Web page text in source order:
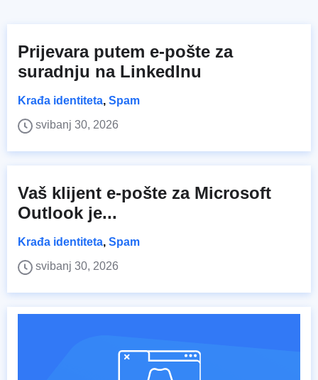
Prijevara putem e-pošte za
suradnju na LinkedInu
Krađa identiteta, Spam
svibanj 30, 2026
Vaš klijent e-pošte za Microsoft
Outlook je...
Krađa identiteta, Spam
svibanj 30, 2026